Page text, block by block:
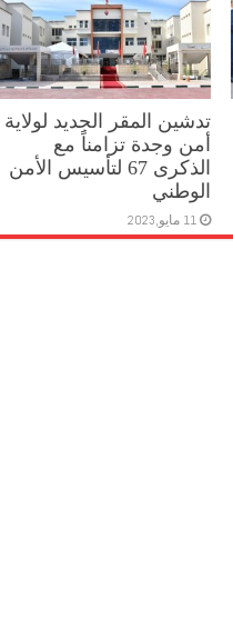
تدشين المقر الجديد لولاية
أمن وجدة تزامناً مع
الذكرى 67 لتأسيس الأمن
الوطني
11 مايو,2023